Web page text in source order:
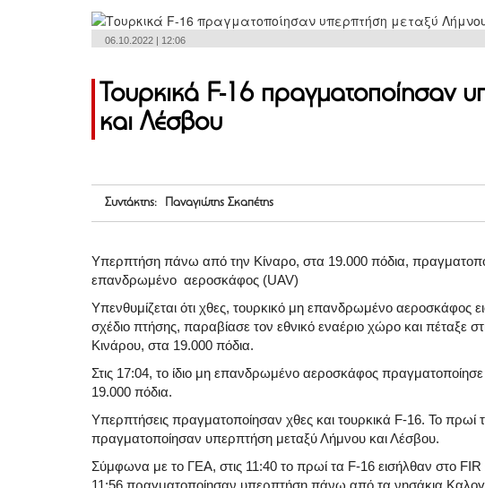
06.10.2022 | 12:06
Τουρκικά F-16 πραγματοποίησαν
και Λέσβου
Συντάκτης: Παναγιώτης Σκαπέτης
Yπερπτήση πάνω από την Κίναρο, στα 19.000 πόδια,
επανδρωμένο αεροσκάφος (UAV)
Υπενθυμίζεται ότι χθες, τουρκικό μη επανδρωμένο αεροσκάφος
σχέδιο πτήσης, παραβίασε τον εθνικό εναέριο χώρο και πέταξε
Κινάρου, στα 19.000 πόδια.
Στις 17:04, το ίδιο μη επανδρωμένο αεροσκάφος
19.000 πόδια.
Υπερπτήσεις πραγματοποίησαν χθες και τουρκικά F-16. Το πρωί
πραγματοποίησαν υπερπτήση μεταξύ Λήμνου και Λέσβου.
Σύμφωνα με το ΓΕΑ, στις 11:40 το πρωί τα F-16 εισήλθαν στο